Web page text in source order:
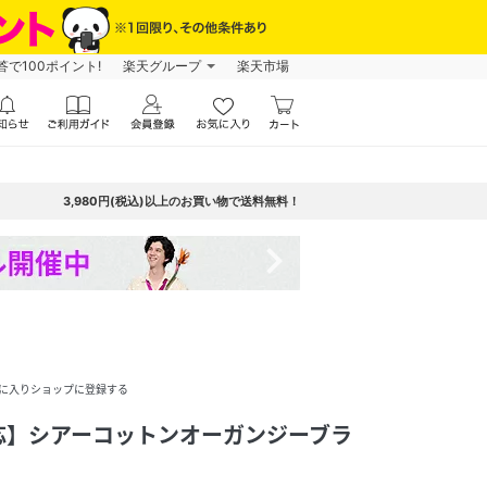
で100ポイント! 楽天グループ 楽天市場
3,980円(税込)以上のお買い物で送料無料！
入りショップに登録する
】シアーコットンオーガンジーブラ